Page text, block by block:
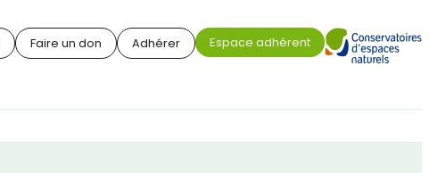
Faire un don Adhérer Espace adhérent